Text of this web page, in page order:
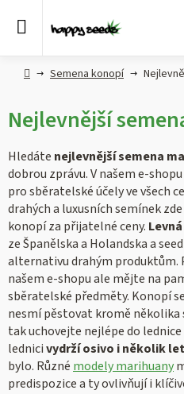
Semena
CBD,
HHC
konopí
Konopné
produkty
Hašiš
Kratom
HlavníSemena konopí
Nejlevnější
Hledáte nejlevnější semena
dobrou zprávu. V našem e-
pro sběratelské účely ve všech
drahých a luxusních semínek
konopí za přijatelné ceny.
ze Španělska a Holandska a
alternativu drahým produktům.
našem e-shopu ale mějte na
sběratelské předměty. Konopí
nesmí pěstovat kromě několika
tak uchovejte nejlépe do
lednicivydrží osivo i několik let
bylo. Různé modely marihuany
predispozice a ty ovlivňují i